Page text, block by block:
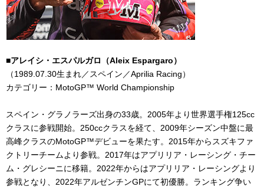
■アレイシ・エスパルガロ（Aleix Espargaro）
（1989.07.30生まれ／スペイン／Aprilia Racing）
カテゴリー： MotoGP™ World Championship
スペイン・グラノラーズ出身の33歳。 2005年より世界選手権125cc
クラスに参戦開始。 250ccクラスを経て、 2009年シーズン中盤に最
高峰クラスのMotoGP™デビューを果たす。 2015年からスズキファ
クトリーチームより参戦。 2017年はアプリリア・レーシング・チー
ム・グレシーニに移籍。 2022年からはアプリリア・レーシングより
参戦となり、 2022年アルゼンチンGPにて初優勝。ランキング争い